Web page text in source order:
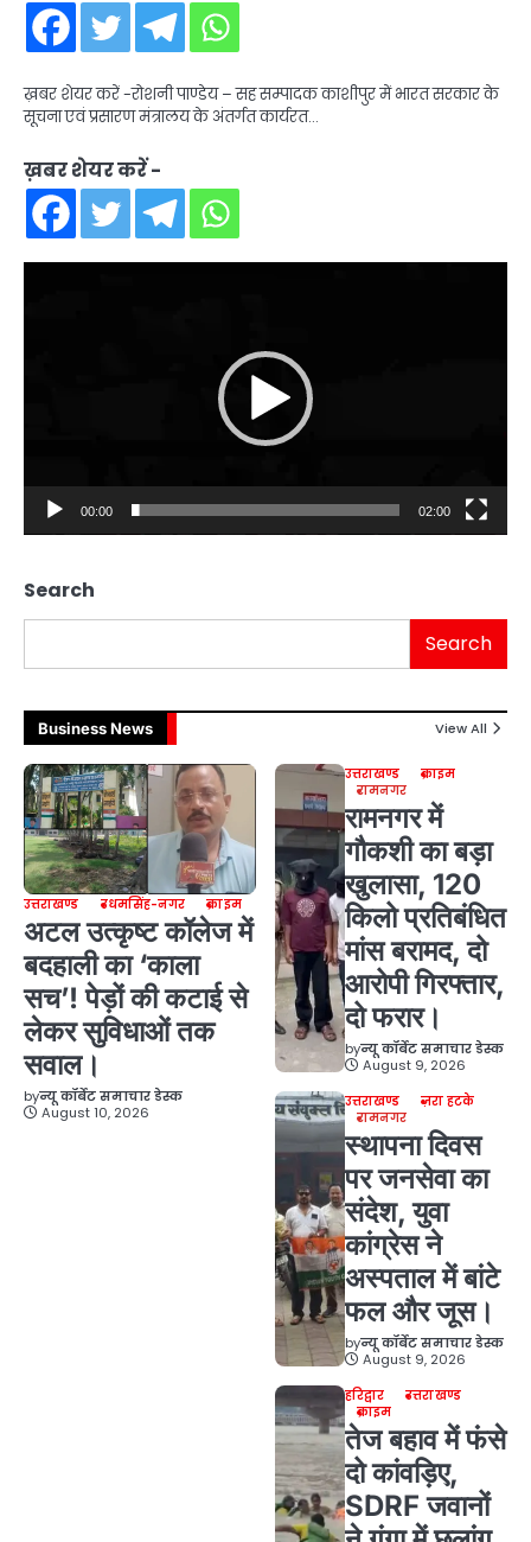
ख़बर शेयर करें -रोशनी पाण्डेय – सह सम्पादक काशीपुर में भारत सरकार के
सूचना एवं प्रसारण मंत्रालय के अंतर्गत कार्यरत…
ख़बर शेयर करें -
00:00 02:00
Search
Search
Business News View All
उत्तराखण्ड उधमसिंह-नगर क्राइम
अटल उत्कृष्ट कॉलेज में
बदहाली का ‘काला
सच’! पेड़ों की कटाई से
लेकर सुविधाओं तक
सवाल।
byन्यू कॉर्बेट समाचार डेस्क
August 10, 2026
उत्तराखण्ड
क्राइम
रामनगर
रामनगर में
गौकशी का बड़ा
खुलासा, 120
किलो प्रतिबंधित
मांस बरामद, दो
आरोपी गिरफ्तार,
दो फरार।
byन्यू कॉर्बेट समाचार डेस्क
August 9, 2026
उत्तराखण्ड
ज़रा हटके
रामनगर
स्थापना दिवस
पर जनसेवा का
संदेश, युवा
कांग्रेस ने
अस्पताल में बांटे
फल और जूस।
byन्यू कॉर्बेट समाचार डेस्क
August 9, 2026
हरिद्वार
उत्तराखण्ड
क्राइम
तेज बहाव में फंसे
दो कांवड़िए,
SDRF जवानों